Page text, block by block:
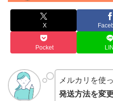
X
Pocket
メルカリを使
発送方法を変